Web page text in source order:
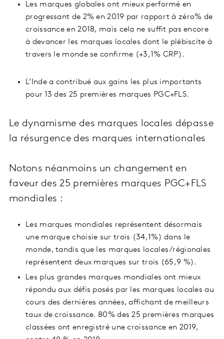
Les marques globales ont mieux performé en
progressant de 2% en 2019 par rapport à zéro% de
croissance en 2018, mais cela ne suffit pas encore
à devancer les marques locales dont le plébiscite à
travers le monde se confirme (+3,1% CRP).
L’Inde a contribué aux gains les plus importants
pour 13 des 25 premières marques PGC+FLS.
Le dynamisme des marques locales dépasse
la résurgence des marques internationales
Notons néanmoins un changement en
faveur des 25 premières marques PGC+FLS
mondiales :
Les marques mondiales représentent désormais
une marque choisie sur trois (34,1%) dans le
monde, tandis que les marques locales/régionales
représentent deux marques sur trois (65,9 %).
Les plus grandes marques mondiales ont mieux
répondu aux défis posés par les marques locales au
cours des dernières années, affichant de meilleurs
taux de croissance. 80% des 25 premières marques
classées ont enregistré une croissance en 2019,